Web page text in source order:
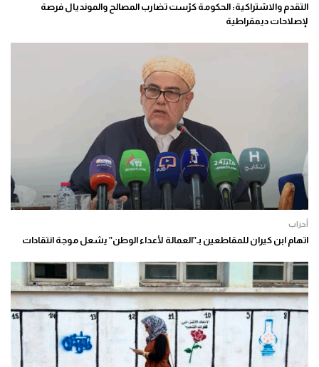
التقدم والاشتراكية: الحكومة كرّست تضارب المصالح والمونديال فرصة
لإصلاحات ديمقراطية
أحزاب
اتهام ابن كيران للمقاطعين بـ”العمالة لأعداء الوطن” يشعل موجة انتقادات